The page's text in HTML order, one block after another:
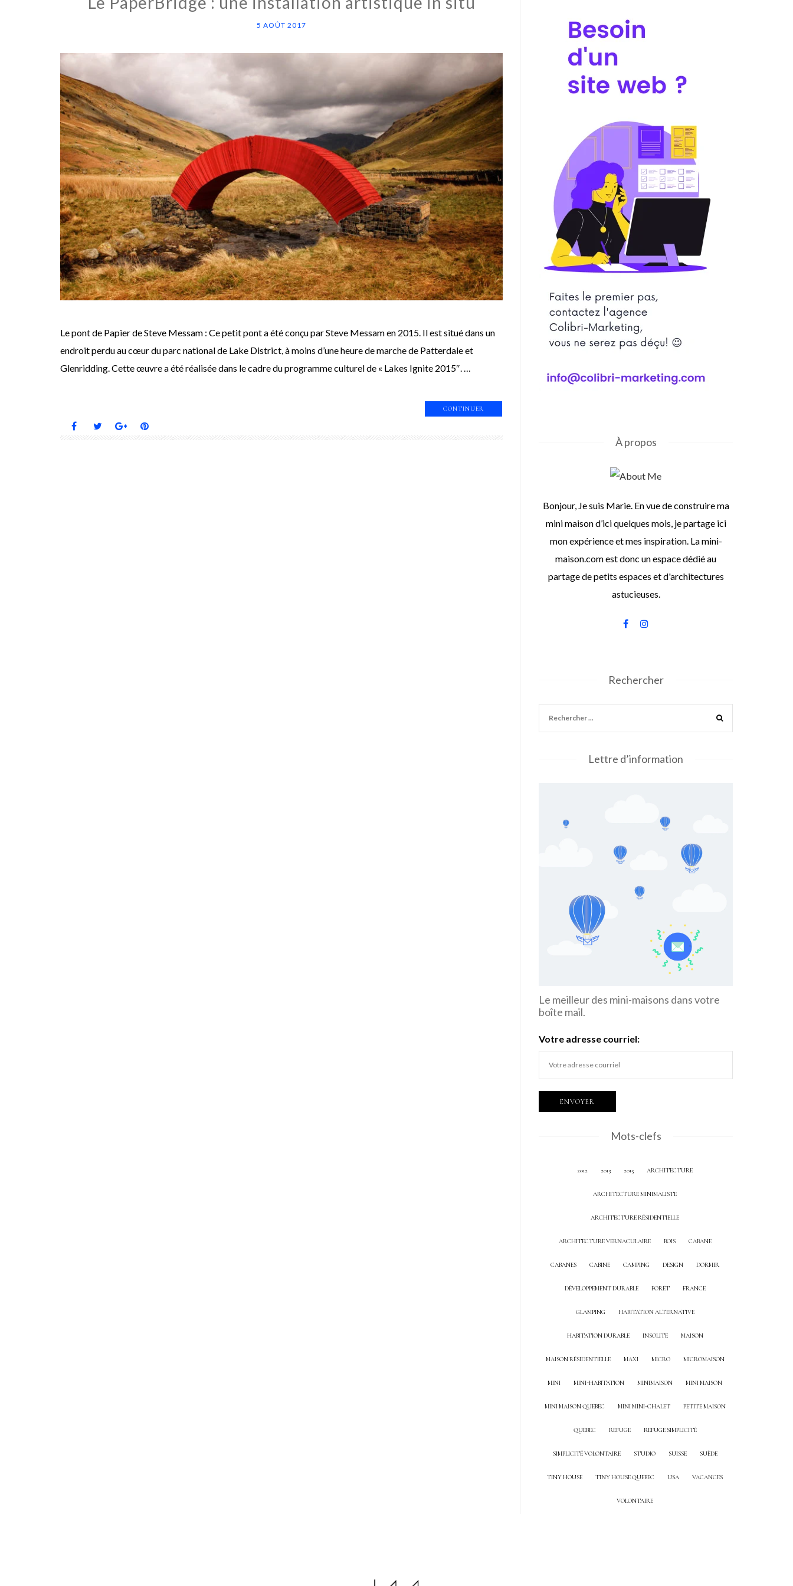
5 AOÛT 2017
Le pont de Papier de Steve Messam : Ce petit pont a été conçu par Steve Messam en 2015. Il est situé dans un
endroit perdu au cœur du parc national de Lake District, à moins d’une heure de marche de Patterdale et
Glenridding. Cette œuvre a été réalisée dans le cadre du programme culturel de « Lakes Ignite 2015″. …
CONTINUER
À propos
Bonjour, Je suis Marie. En vue de construire ma
mini maison d’ici quelques mois, je partage ici
mon expérience et mes inspiration. La mini-
maison.com est donc un espace dédié au
partage de petits espaces et d'architectures
astucieuses.
Rechercher
Lettre d’information
Le meilleur des mini-maisons dans votre
boîte mail.
Votre adresse courriel:
Mots-clefs
2012 2013 2015 ARCHITECTURE
ARCHITECTURE MINIMALISTE
ARCHITECTURE RÉSIDENTIELLE
ARCHITECTURE VERNACULAIRE BOIS CABANE
CABANES CABINE CAMPING DESIGN DORMIR
DÉVELOPPEMENT DURABLE FORÊT FRANCE
GLAMPING HABITATION ALTERNATIVE
HABITATION DURABLE INSOLITE MAISON
MAISON RÉSIDENTIELLE MAXI MICRO MICROMAISON
MINI MINI-HABITATION MINIMAISON MINI MAISON
MINI MAISON QUEBEC MINI MINI-CHALET PETITE MAISON
QUEBEC REFUGE REFUGE SIMPLICITÉ
SIMPLICITÉ VOLONTAIRE STUDIO SUISSE SUÈDE
TINY HOUSE TINY HOUSE QUEBEC USA VACANCES
VOLONTAIRE